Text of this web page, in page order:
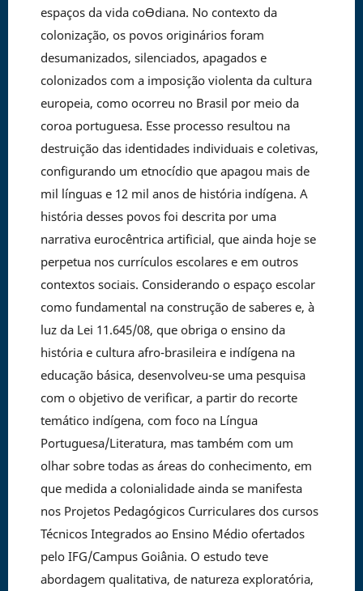
espaços da vida coƟdiana. No contexto da
colonização, os povos originários foram
desumanizados, silenciados, apagados e
colonizados com a imposição violenta da cultura
europeia, como ocorreu no Brasil por meio da
coroa portuguesa. Esse processo resultou na
destruição das identidades individuais e coletivas,
configurando um etnocídio que apagou mais de
mil línguas e 12 mil anos de história indígena. A
história desses povos foi descrita por uma
narrativa eurocêntrica artificial, que ainda hoje se
perpetua nos currículos escolares e em outros
contextos sociais. Considerando o espaço escolar
como fundamental na construção de saberes e, à
luz da Lei 11.645/08, que obriga o ensino da
história e cultura afro-brasileira e indígena na
educação básica, desenvolveu-se uma pesquisa
com o objetivo de verificar, a partir do recorte
temático indígena, com foco na Língua
Portuguesa/Literatura, mas também com um
olhar sobre todas as áreas do conhecimento, em
que medida a colonialidade ainda se manifesta
nos Projetos Pedagógicos Curriculares dos cursos
Técnicos Integrados ao Ensino Médio ofertados
pelo IFG/Campus Goiânia. O estudo teve
abordagem qualitativa, de natureza exploratória,